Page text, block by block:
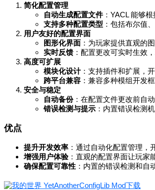
简化配置管理
自动生成配置文件：YACL 能够
支持多种配置类型 ：包括布尔值
用户友好的配置界面
图形化界面 ：为玩家提供直观的
实时反馈：配置更改可实时生效
高度可扩展
模块化设计：支持插件和扩展，
跨平台兼容 ：兼容多种模组开发
安全与稳定
自动备份：在配置文件更改前自
错误检测与提示 ：内置错误检测
优点
提升开发效率 ：通过自动化配置管理，
增强用户体验：直观的配置界面让玩家
确保配置可靠性 ：内置的错误检测和自